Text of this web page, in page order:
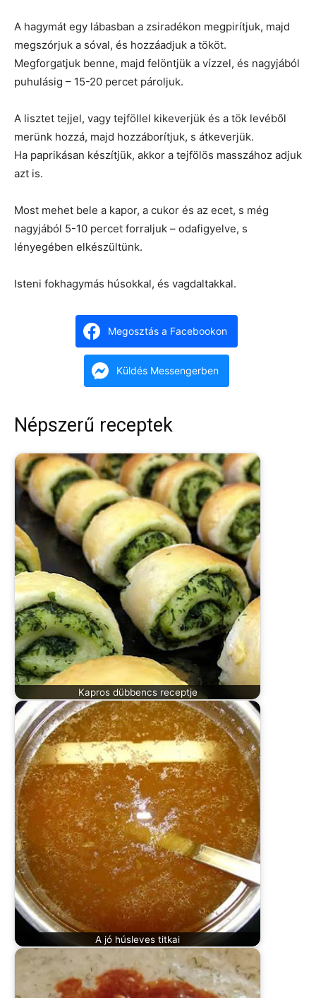
A hagymát egy lábasban a zsiradékon megpirítjuk, majd
megszórjuk a sóval, és hozzáadjuk a tököt.
Megforgatjuk benne, majd felöntjük a vízzel, és nagyjából
puhulásig – 15-20 percet pároljuk.
A lisztet tejjel, vagy tejföllel kikeverjük és a tök levéből
merünk hozzá, majd hozzáborítjuk, s átkeverjük.
Ha paprikásan készítjük, akkor a tejfölös masszához adjuk
azt is.
Most mehet bele a kapor, a cukor és az ecet, s még
nagyjából 5-10 percet forraljuk – odafigyelve, s
lényegében elkészültünk.
Isteni fokhagymás húsokkal, és vagdaltakkal.
Megosztás a Facebookon
Küldés Messengerben
Népszerű receptek
Kapros dübbencs receptje
A jó húsleves titkai